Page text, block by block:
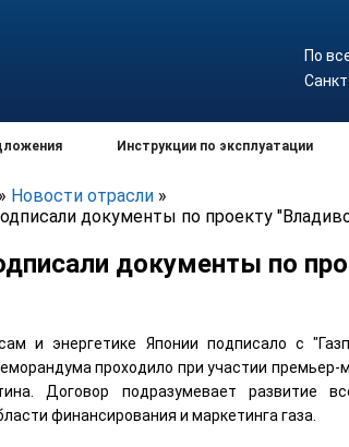
По
Инструкции по эксплуатации
» Новости отрасли »
документы по проекту
документы по
и энергетике Японии подписало с
проходило при участии премьер-
Договор подразумевает развитие
финансирования и маркетинга газа.